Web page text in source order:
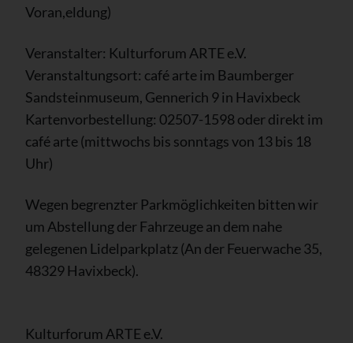
Voran,eldung)
Veranstalter: Kulturforum ARTE e.V.
Veranstaltungsort: café arte im Baumberger
Sandsteinmuseum, Gennerich 9 in Havixbeck
Kartenvorbestellung: 02507-1598 oder direkt im
café arte (mittwochs bis sonntags von 13 bis 18
Uhr)
Wegen begrenzter Parkmöglichkeiten bitten wir
um Abstellung der Fahrzeuge an dem nahe
gelegenen Lidelparkplatz (An der Feuerwache 35,
48329 Havixbeck).
Kulturforum ARTE e.V.